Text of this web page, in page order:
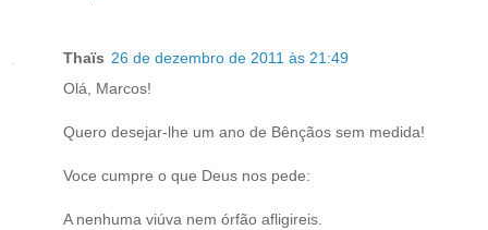
Thaïs 26 de dezembro de 2011 às 21:49
Olá, Marcos!
Quero desejar-lhe um ano de Bênçãos sem medida!
Voce cumpre o que Deus nos pede:
A nenhuma viúva nem órfão afligireis.